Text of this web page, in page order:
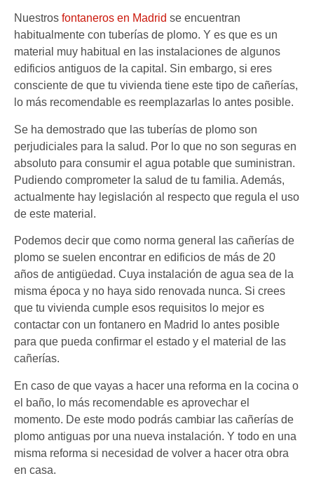
Nuestros fontaneros en Madrid se encuentran
habitualmente con tuberías de plomo. Y es que es un
material muy habitual en las instalaciones de algunos
edificios antiguos de la capital. Sin embargo, si eres
consciente de que tu vivienda tiene este tipo de cañerías,
lo más recomendable es reemplazarlas lo antes posible.
Se ha demostrado que las tuberías de plomo son
perjudiciales para la salud. Por lo que no son seguras en
absoluto para consumir el agua potable que suministran.
Pudiendo comprometer la salud de tu familia. Además,
actualmente hay legislación al respecto que regula el uso
de este material.
Podemos decir que como norma general las cañerías de
plomo se suelen encontrar en edificios de más de 20
años de antigüedad. Cuya instalación de agua sea de la
misma época y no haya sido renovada nunca. Si crees
que tu vivienda cumple esos requisitos lo mejor es
contactar con un fontanero en Madrid lo antes posible
para que pueda confirmar el estado y el material de las
cañerías.
En caso de que vayas a hacer una reforma en la cocina o
el baño, lo más recomendable es aprovechar el
momento. De este modo podrás cambiar las cañerías de
plomo antiguas por una nueva instalación. Y todo en una
misma reforma si necesidad de volver a hacer otra obra
en casa.